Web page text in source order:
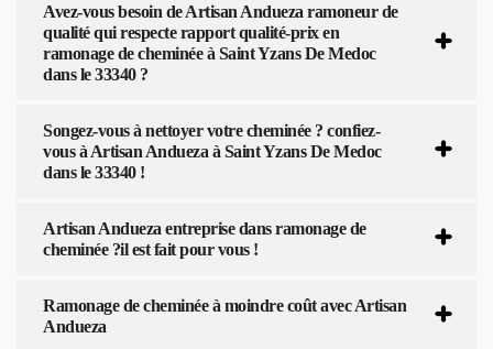
Avez-vous besoin de Artisan Andueza ramoneur de
qualité qui respecte rapport qualité-prix en
ramonage de cheminée à Saint Yzans De Medoc
dans le 33340 ?
Songez-vous à nettoyer votre cheminée ? confiez-
vous à Artisan Andueza à Saint Yzans De Medoc
dans le 33340 !
Artisan Andueza entreprise dans ramonage de
cheminée ?il est fait pour vous !
Ramonage de cheminée à moindre coût avec Artisan
Andueza